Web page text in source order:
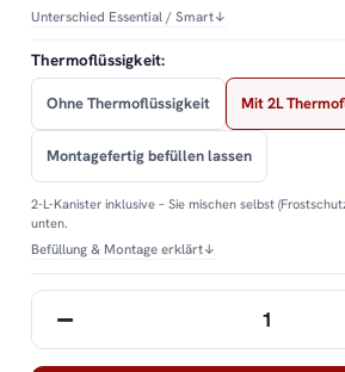
Unterschied Essential / Smart↓
Thermoflüssigkeit:
Ohne Thermoflüssigkeit Mit 2L
Montagefertig befüllen lassen
2-L-Kanister inklusive – Sie mischen selbst
unten.
Befüllung & Montage erklärt↓